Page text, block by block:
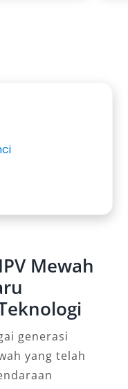
Mewah
generasi
yang telah